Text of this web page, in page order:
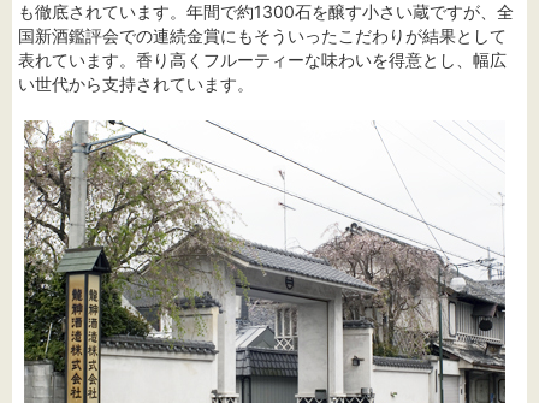
も徹底されています。年間で約1300石を醸す小さい蔵ですが、全
国新酒鑑評会での連続金賞にもそういったこだわりが結果として
表れています。香り高くフルーティーな味わいを得意とし、幅広
い世代から支持されています。